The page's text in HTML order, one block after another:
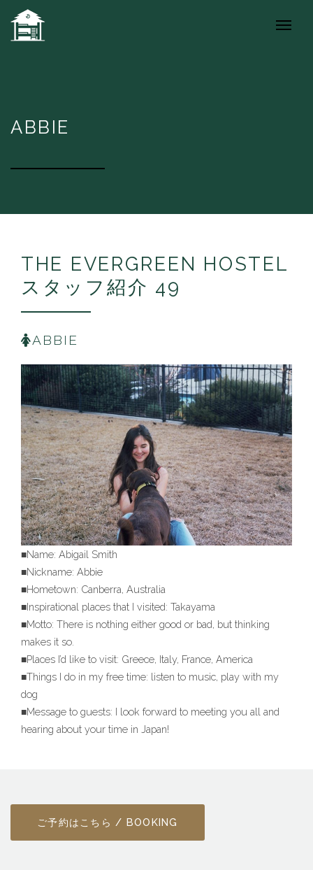
ABBIE
THE EVERGREEN HOSTEL
スタッフ紹介 49
ABBIE
■Name: Abigail Smith
■Nickname: Abbie
■Hometown: Canberra, Australia
■Inspirational places that I visited: Takayama
■Motto: There is nothing either good or bad, but thinking
makes it so.
■Places I’d like to visit: Greece, Italy, France, America
■Things I do in my free time: listen to music, play with my
dog
■Message to guests: I look forward to meeting you all and
hearing about your time in Japan!
ご予約はこちら / BOOKING